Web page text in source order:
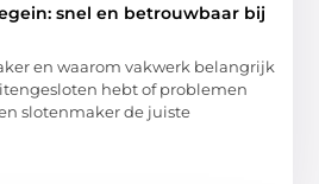
snel en betrouwbaar bij
en waarom vakwerk belangrijk
hebt of problemen
slotenmaker de juiste